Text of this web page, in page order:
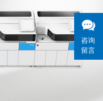
咨询
留言